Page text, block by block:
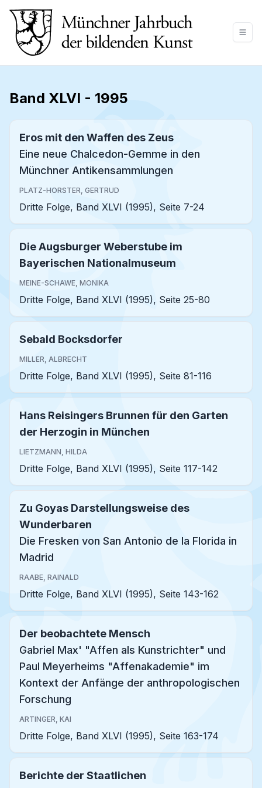
Band XLVI - 1995
Eros mit den Waffen des Zeus
Eine neue Chalcedon-Gemme in den
Münchner Antikensammlungen
PLATZ-HORSTER, GERTRUD
Dritte Folge, Band XLVI (1995), Seite 7-24
Die Augsburger Weberstube im
Bayerischen Nationalmuseum
MEINE-SCHAWE, MONIKA
Dritte Folge, Band XLVI (1995), Seite 25-80
Sebald Bocksdorfer
MILLER, ALBRECHT
Dritte Folge, Band XLVI (1995), Seite 81-116
Hans Reisingers Brunnen für den Garten
der Herzogin in München
LIETZMANN, HILDA
Dritte Folge, Band XLVI (1995), Seite 117-142
Zu Goyas Darstellungsweise des
Wunderbaren
Die Fresken von San Antonio de la Florida in
Madrid
RAABE, RAINALD
Dritte Folge, Band XLVI (1995), Seite 143-162
Der beobachtete Mensch
Gabriel Max' "Affen als Kunstrichter" und
Paul Meyerheims "Affenakademie" im
Kontext der Anfänge der anthropologischen
Forschung
ARTINGER, KAI
Dritte Folge, Band XLVI (1995), Seite 163-174
Berichte der Staatlichen